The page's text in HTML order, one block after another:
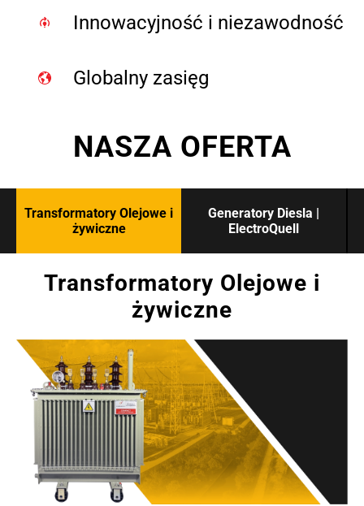
Innowacyjność i niezawodność
Globalny zasięg
NASZA OFERTA
Transformatory Olejowe i
żywiczne
Generatory Diesla |
ElectroQuell
Transformatory Olejowe i
żywiczne